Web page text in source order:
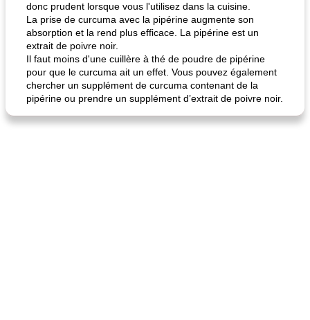
donc prudent lorsque vous l'utilisez dans la cuisine.
La prise de curcuma avec la pipérine augmente son
absorption et la rend plus efficace. La pipérine est un
extrait de poivre noir.
Il faut moins d'une cuillère à thé de poudre de pipérine
pour que le curcuma ait un effet. Vous pouvez également
chercher un supplément de curcuma contenant de la
pipérine ou prendre un supplément d’extrait de poivre noir.